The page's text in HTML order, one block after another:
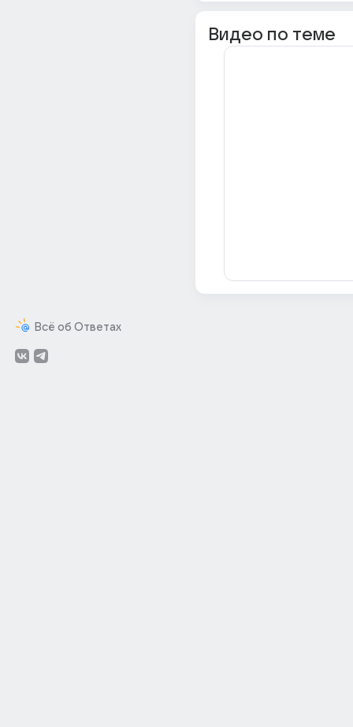
Всё об Ответах
Видео по теме